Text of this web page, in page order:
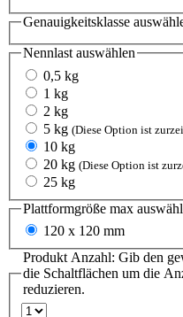
Genauigkeitsklasse
Nennlast auswählen
0,5 kg
1 kg
2 kg
5 kg (Diese Option ist
10 kg
20 kg (Diese Option ist
25 kg
Plattformgröße max
120 x 120 mm
Produkt Anzahl: Gib den
die Schaltflächen um die
reduzieren.